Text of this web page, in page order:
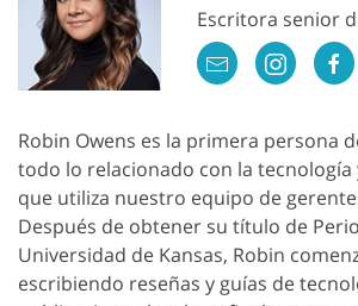
Escritora senior
Robin Owens es la primera persona
todo lo relacionado con la tecnología
que utiliza nuestro equipo de
Después de obtener su título de
Universidad de Kansas, Robin
escribiendo reseñas y guías de